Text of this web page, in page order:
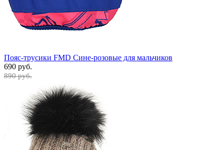
Пояс-трусики FMD Сине-розовые для мальчиков
690 руб.
890 руб.